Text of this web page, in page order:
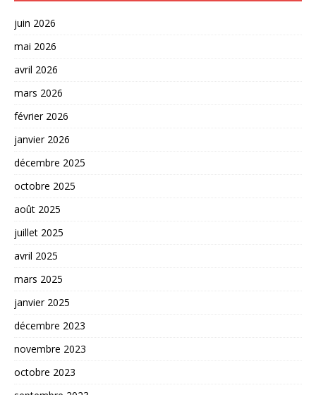
juin 2026
mai 2026
avril 2026
mars 2026
février 2026
janvier 2026
décembre 2025
octobre 2025
août 2025
juillet 2025
avril 2025
mars 2025
janvier 2025
décembre 2023
novembre 2023
octobre 2023